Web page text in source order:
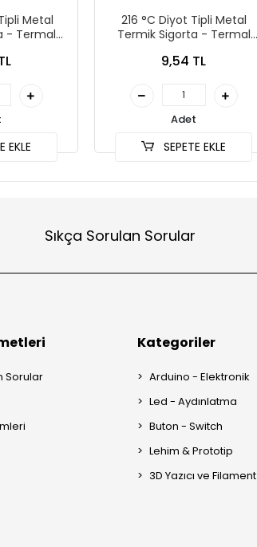
Metal
- Termal
EKLE
216 °C Diyot Tipli Metal
Termik Sigorta - Termal
9,54 TL
Adet
SEPETE EKLE
Sıkça Sorulan Sorular
Sorular
Kategoriler
Arduino - Elektronik
Led - Aydınlatma
Buton - Switch
Lehim & Prototip
3D Yazıcı ve Filament